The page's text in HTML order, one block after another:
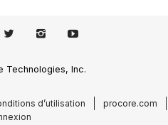
Technologies, Inc.
d’utilisation
procore.com